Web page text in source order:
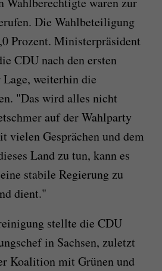
Die Wahlbeteiligung
Prozent. Ministerpräsident
CDU nach den ersten
weiterhin die
"Das wird alles nicht
auf der Wahlparty
vielen Gesprächen und dem
Land zu tun, kann es
stabile Regierung zu
dient."
stellte die CDU
in Sachsen, zuletzt
Koalition mit Grünen und